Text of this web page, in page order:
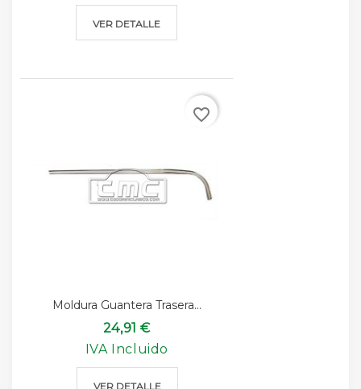
VER DETALLE
Moldura Guantera Trasera...
24,91 €
IVA Incluido
VER DETALLE
favorite_border